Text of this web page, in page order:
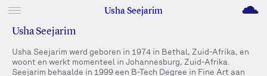
Usha Seejarim M
Usha Seejarim
Usha Seejarim werd geboren in 1974 in Bethal, Zuid-Afrika, en
woont en werkt momenteel in Johannesburg, Zuid-Afrika.
Seejarim behaalde in 1999 een B-Tech Degree in Fine Art aan